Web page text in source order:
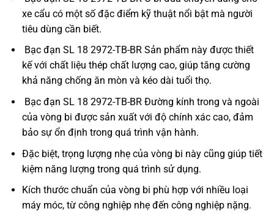
xe cẩu có một số đặc điểm kỹ thuật nổi bật mà người
tiêu dùng cần biết.
Bạc đạn SL 18 2972-TB-BR Sản phẩm này được thiết
kế với chất liệu thép chất lượng cao, giúp tăng cường
khả năng chống ăn mòn và kéo dài tuổi thọ.
Bạc đạn SL 18 2972-TB-BR Đường kính trong và ngoài
của vòng bi được sản xuất với độ chính xác cao, đảm
bảo sự ổn định trong quá trình vận hành.
Đặc biệt, trọng lượng nhẹ của vòng bi này cũng giúp tiết
kiệm năng lượng trong quá trình sử dụng.
Kích thước chuẩn của vòng bi phù hợp với nhiều loại
máy móc, từ công nghiệp nhẹ đến công nghiệp nặng.